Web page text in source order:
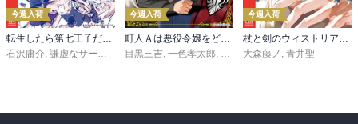
今週入荷
石沢庸介 謙虚なサークル メル。
今週入荷
目黒三吉 一色孝太郎 Parum
今週入荷
大森藤ノ 青井聖